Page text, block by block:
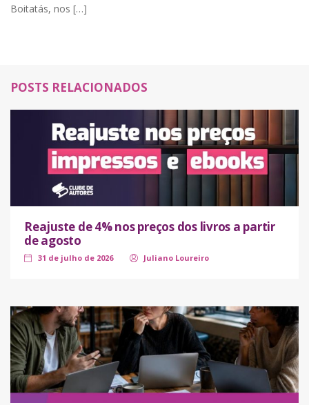
Boitatás, nos […]
POSTS RELACIONADOS
Reajuste de 4% nos preços dos livros a partir
de agosto
31 de julho de 2026 Juliano Loureiro